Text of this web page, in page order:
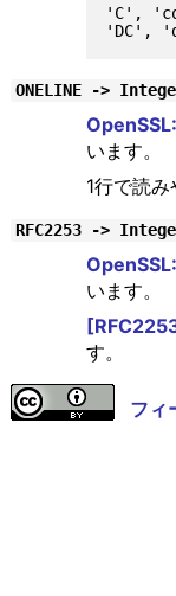
'C',
ONELINE ->
います。
1行で読み
RFC2253 ->
います。
す。
フィ